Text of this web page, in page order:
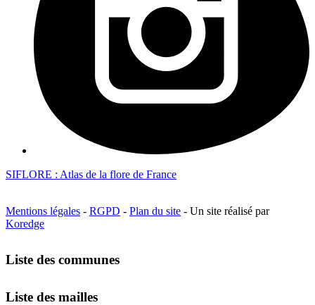
SIFLORE : Atlas de la flore de France
Mentions légales - RGPD - Plan du site - Un site réalisé par
Koredge
Liste des communes
Liste des mailles